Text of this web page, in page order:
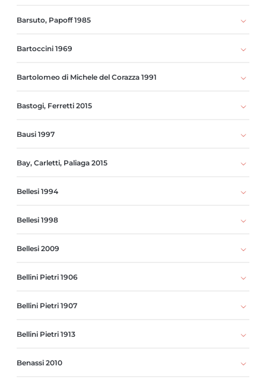
Barsuto, Papoff 1985
Bartoccini 1969
Bartolomeo di Michele del Corazza 1991
Bastogi, Ferretti 2015
Bausi 1997
Bay, Carletti, Paliaga 2015
Bellesi 1994
Bellesi 1998
Bellesi 2009
Bellini Pietri 1906
Bellini Pietri 1907
Bellini Pietri 1913
Benassi 2010